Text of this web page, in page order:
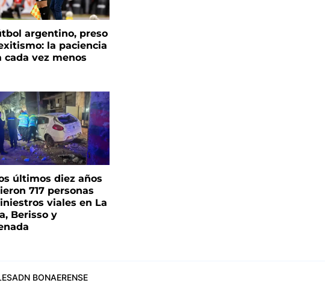
argentino, preso
la paciencia
cada vez menos
últimos diez años
717 personas
viales en La
Berisso y
ADN BONAERENSE